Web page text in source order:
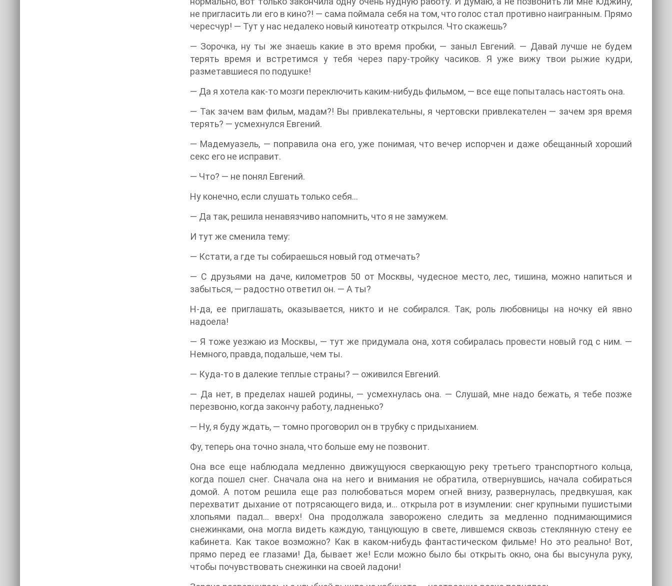
не пригласить ли его в кино?! — сама поймала себя на том, что голос стал противно наигранным. Прямо
чересчур! — Тут у нас недалеко новый кинотеатр открылся. Что скажешь?
— Зорочка, ну ты же знаешь какие в это время пробки, — заныл Евгений. — Давай лучше не будем
терять время и встретимся у тебя через пару-тройку часиков. Я уже вижу твои рыжие кудри,
разметавшиеся по подушке!
— Да я хотела как-то мозги переключить каким-нибудь фильмом, — все еще попыталась настоять она.
— Так зачем вам фильм, мадам?! Вы привлекательны, я чертовски привлекателен — зачем зря время
терять? — усмехнулся Евгений.
— Мадемуазель, — поправила она его, уже понимая, что вечер испорчен и даже обещанный хороший
секс его не исправит.
— Что? — не понял Евгений.
Ну конечно, если слушать только себя…
— Да так, решила ненавязчиво напомнить, что я не замужем.
И тут же сменила тему:
— Кстати, а где ты собираешься новый год отмечать?
— С друзьями на даче, километров 50 от Москвы, чудесное место, лес, тишина, можно напиться и
забыться, — радостно ответил он. — А ты?
Н-да, ее приглашать, оказывается, никто и не собирался. Так, роль любовницы на ночку ей явно
надоела!
— Я тоже уезжаю из Москвы, — тут же придумала она, хотя собиралась провести новый год с ним. —
Немного, правда, подальше, чем ты.
— Куда-то в далекие теплые страны? — оживился Евгений.
— Да нет, в пределах нашей родины, — усмехнулась она. — Слушай, мне надо бежать, я тебе позже
перезвоню, когда закончу работу, ладненько?
— Ну, я буду ждать, — томно проговорил он в трубку с придыханием.
Фу, теперь она точно знала, что больше ему не позвонит.
Она все еще наблюдала медленно движущуюся сверкающую реку третьего транспортного кольца,
когда пошел снег. Сначала она на него и внимания не обратила, отвернувшись, начала собираться
домой. А потом решила еще раз полюбоваться морем огней внизу, развернулась, предвкушая, как
перехватит дыхание от потрясающего вида, и… открыла рот в изумлении: снег крупными пушистыми
хлопьями падал… вверх! Она продолжала заворожено следить за медленно поднимающимися
снежинками, она могла видеть каждую, танцующую в свете, лившемся сквозь стеклянную стену ее
кабинета. Как такое возможно? Как в каком-нибудь фантастическом фильме! Но это реально! Вот,
прямо перед ее глазами! Да, бывает же! Если можно было бы открыть окно, она бы высунула руку,
чтобы почувствовать снежинки на своей ладони!